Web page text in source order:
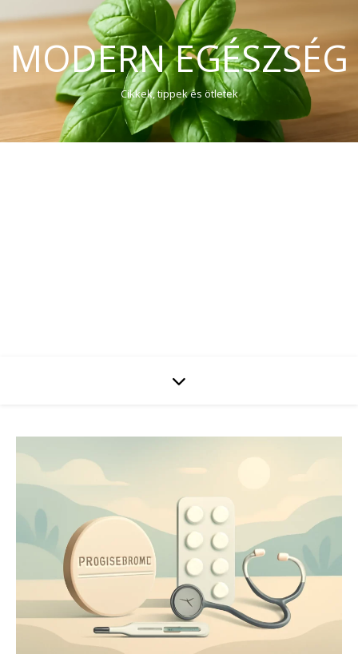
MODERN EGÉSZSÉG
Cikkek, tippek és ötletek